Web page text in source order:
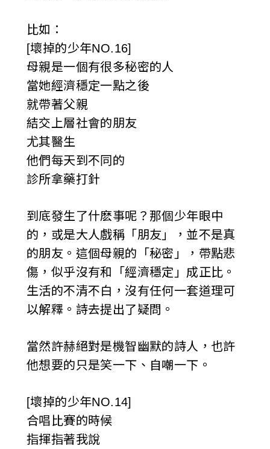
比如：
[壞掉的少年NO.16]
母親是一個有很多秘密的人
當她經濟穩定一點之後
就帶著父親
結交上層社會的朋友
尤其醫生
他們每天到不同的
診所拿藥打針
到底發生了什麽事呢？那個少年眼中
的，或是大人戲稱「朋友」，並不是真
的朋友。這個母親的「秘密」，帶點悲
傷，似乎沒有和「經濟穩定」成正比。
生活的不清不白，沒有任何一套道理可
以解釋。詩去提出了疑問。
當然許赫絕對是機智幽默的詩人，也許
他想要的只是笑一下、自嘲一下。
[壞掉的少年NO.14]
合唱比賽的時候
指揮指著我說